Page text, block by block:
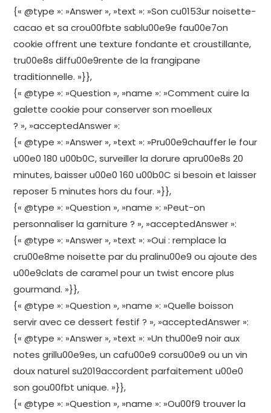
{« @type »: »Answer », »text »: »Son cu0153ur noisette-
cacao et sa crou00fbte sablu00e9e fau00e7on
cookie offrent une texture fondante et croustillante,
tru00e8s diffu00e9rente de la frangipane
traditionnelle. »}},
{« @type »: »Question », »name »: »Comment cuire la
galette cookie pour conserver son moelleux
? », »acceptedAnswer »:
{« @type »: »Answer », »text »: »Pru00e9chauffer le four
u00e0 180 u00b0C, surveiller la dorure apru00e8s 20
minutes, baisser u00e0 160 u00b0C si besoin et laisser
reposer 5 minutes hors du four. »}},
{« @type »: »Question », »name »: »Peut-on
personnaliser la garniture ? », »acceptedAnswer »:
{« @type »: »Answer », »text »: »Oui : remplace la
cru00e8me noisette par du pralinu00e9 ou ajoute des
u00e9clats de caramel pour un twist encore plus
gourmand. »}},
{« @type »: »Question », »name »: »Quelle boisson
servir avec ce dessert festif ? », »acceptedAnswer »:
{« @type »: »Answer », »text »: »Un thu00e9 noir aux
notes grillu00e9es, un cafu00e9 corsu00e9 ou un vin
doux naturel su2019accordent parfaitement u00e0
son gou00fbt unique. »}},
{« @type »: »Question », »name »: »Ou00f9 trouver la